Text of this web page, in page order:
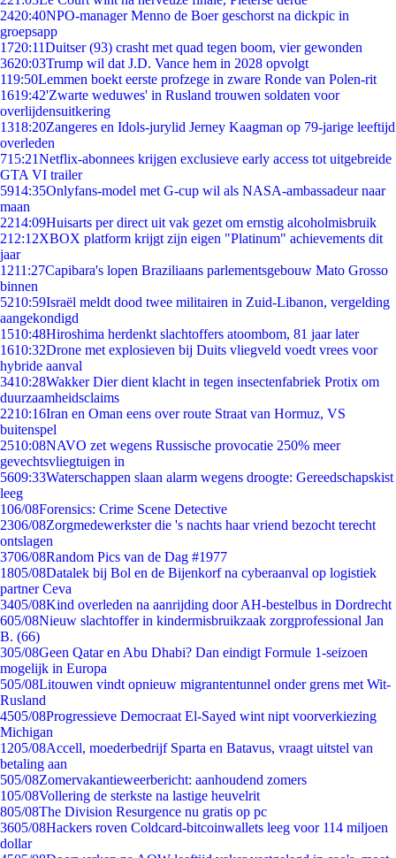
2420:40NPO-manager Menno de Boer geschorst na dickpic in
groepsapp
1720:11Duitser (93) crasht met quad tegen boom, vier gewonden
3620:03Trump wil dat J.D. Vance hem in 2028 opvolgt
119:50Lemmen boekt eerste profzege in zware Ronde van Polen-rit
1619:42'Zwarte weduwes' in Rusland trouwen soldaten voor
overlijdensuitkering
1318:20Zangeres en Idols-jurylid Jerney Kaagman op 79-jarige leeftijd
overleden
715:21Netflix-abonnees krijgen exclusieve early access tot uitgebreide
GTA VI trailer
5914:35Onlyfans-model met G-cup wil als NASA-ambassadeur naar
maan
2214:09Huisarts per direct uit vak gezet om ernstig alcoholmisbruik
212:12XBOX platform krijgt zijn eigen "Platinum" achievements dit
jaar
1211:27Capibara's lopen Braziliaans parlementsgebouw Mato Grosso
binnen
5210:59Israël meldt dood twee militairen in Zuid-Libanon, vergelding
aangekondigd
1510:48Hiroshima herdenkt slachtoffers atoombom, 81 jaar later
1610:32Drone met explosieven bij Duits vliegveld voedt vrees voor
hybride aanval
3410:28Wakker Dier dient klacht in tegen insectenfabriek Protix om
duurzaamheidsclaims
2210:16Iran en Oman eens over route Straat van Hormuz, VS
buitenspel
2510:08NAVO zet wegens Russische provocatie 250% meer
gevechtsvliegtuigen in
5609:33Waterschappen slaan alarm wegens droogte: Gereedschapskist
leeg
106/08Forensics: Crime Scene Detective
2306/08Zorgmedewerkster die 's nachts haar vriend bezocht terecht
ontslagen
3706/08Random Pics van de Dag #1977
1805/08Datalek bij Bol en de Bijenkorf na cyberaanval op logistiek
partner Ceva
3405/08Kind overleden na aanrijding door AH-bestelbus in Dordrecht
605/08Nieuw slachtoffer in kindermisbruikzaak zorgprofessional Jan
B. (66)
305/08Geen Qatar en Abu Dhabi? Dan eindigt Formule 1-seizoen
mogelijk in Europa
505/08Litouwen vindt opnieuw migrantentunnel onder grens met Wit-
Rusland
4505/08Progressieve Democraat El-Sayed wint nipt voorverkiezing
Michigan
1205/08Accell, moederbedrijf Sparta en Batavus, vraagt uitstel van
betaling aan
505/08Zomervakantieweerbericht: aanhoudend zomers
105/08Vollering de sterkste na lastige heuvelrit
805/08The Division Resurgence nu gratis op pc
3605/08Hackers roven Coldcard-bitcoinwallets leeg voor 114 miljoen
dollar